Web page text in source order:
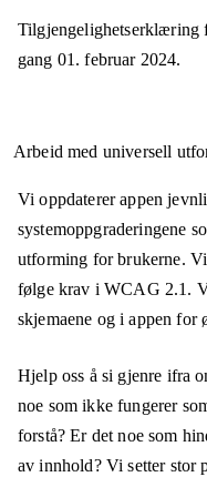
Tilgjengelighetserklæring
gang 01. februar 2024.
Arbeid med universell
Vi oppdaterer appen
systemoppgraderingene
utforming for brukerne.
følge krav i WCAG 2.1.
skjemaene og i appen for
Hjelp oss å si gjenre ifra
noe som ikke fungerer
forstå? Er det noe som
av innhold? Vi setter stor